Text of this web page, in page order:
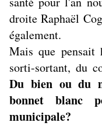
droite Raphaël
également.
Mais que pensait
sorti-sortant, du
Du bien ou du
bonnet blanc
municipale?